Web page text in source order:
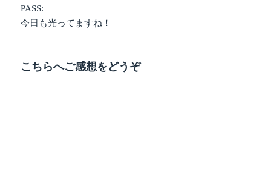
PASS:
今日も光ってますね！
こちらへご感想をどうぞ